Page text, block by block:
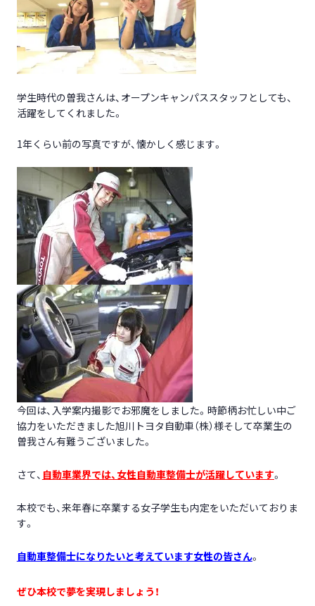
学生時代の曽我さんは、オープンキャンパススタッフとしても、
活躍をしてくれました。
1年くらい前の写真ですが、懐かしく感じます。
今回は、入学案内撮影でお邪魔をしました。時節柄お忙しい中ご
協力をいただきました旭川トヨタ自動車（株）様そして卒業生の
曽我さん有難うございました。
さて、 自動車業界では、女性自動車整備士が活躍しています。
本校でも、来年春に卒業する女子学生も内定をいただいておりま
す。
自動車整備士になりたいと考えています女性の皆さん。
ぜひ本校で夢を実現しましょう！